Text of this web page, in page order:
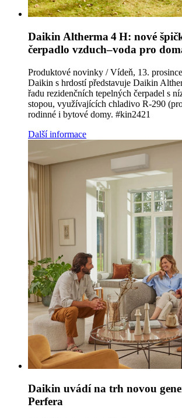
Daikin Altherma 4 H: nové
čerpadlo vzduch–voda pro
Produktové novinky / Vídeň, 13.
Daikin s hrdostí představuje Daikin
řadu rezidenčních tepelných čerpadel s
stopou, využívajících chladivo R‑290
rodinné i bytové domy. #kin2421
Další informace
Daikin uvádí na trh novou
Perfera